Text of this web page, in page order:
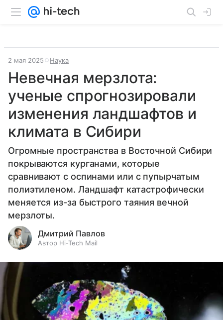
2 мая 2025 Наука
Невечная мерзлота:
ученые спрогнозировали
изменения ландшафтов и
климата в Сибири
Огромные пространства в Восточной Сибири
покрываются курганами, которые
сравнивают с оспинами или с пупырчатым
полиэтиленом. Ландшафт катастрофически
меняется из-за быстрого таяния вечной
мерзлоты.
Дмитрий Павлов
Автор Hi-Tech Mail